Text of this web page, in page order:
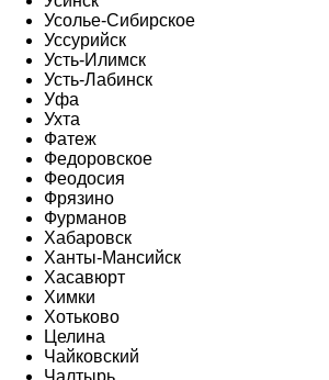
Усолье-Сибирское
Уссурийск
Усть-Илимск
Усть-Лабинск
Уфа
Ухта
Фатеж
Федоровское
Феодосия
Фрязино
Фурманов
Хабаровск
Ханты-Мансийск
Хасавюрт
Химки
Хотьково
Целина
Чайковский
Чалтырь